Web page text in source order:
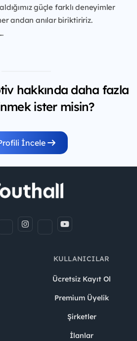
güçle farklı deneyimler
andan anılar biriktiririz.
hakkında daha fazla
ister misin?
İncele
KULLANICILAR
Ücretsiz Kayıt Ol
Premium Üyelik
Şirketler
İlanlar